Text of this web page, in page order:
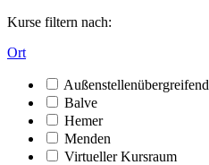
Kurse filtern nach:
Ort
Außenstellenübergreifend
Balve
Hemer
Menden
Virtueller Kursraum